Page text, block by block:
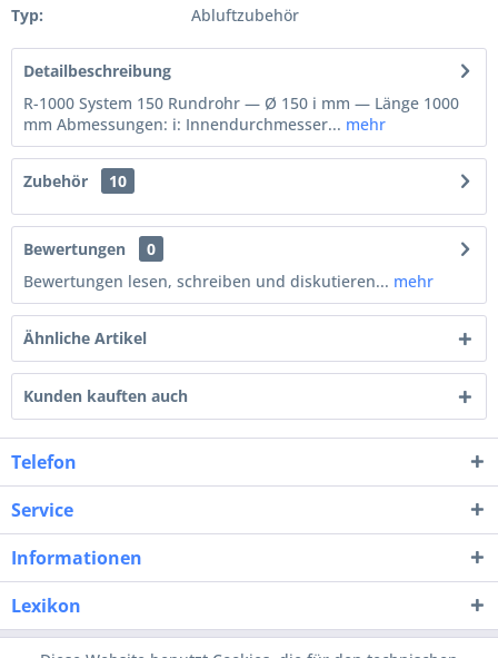
Typ:
Abluftzubehör
Detailbeschreibung
R-1000 System 150 Rundrohr — Ø 150 i mm — Länge 1000
mm Abmessungen: i: Innendurchmesser... mehr
Zubehör 10
Bewertungen
0
Bewertungen lesen, schreiben und diskutieren... mehr
Ähnliche Artikel
Kunden kauften auch
Telefon
Service
Informationen
Lexikon